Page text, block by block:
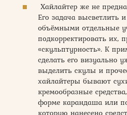
Хайлайтер же не
Его задача высветлить
объёмными отдельные
подкорректировать их,
«скульптурность». К
сделать его визуально
выделить скулы и
хайлайтеры бывают
кремообразные
форме карандаша или